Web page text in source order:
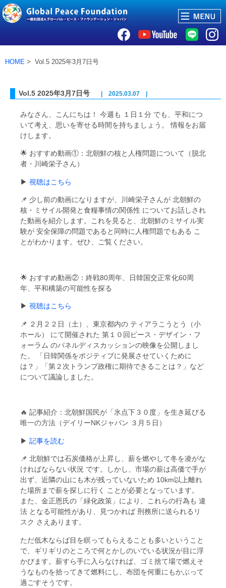
HOME > Vol.5 2025年3月7日号
Vol.5 2025年3月7日号 | 2025.03.07 |
みなさん、こんにちは！ 今週も １日１分 でも、平和につ
いて考え、思いを寄せる時間を持ちましょう。 情報をお届
けします。
🌟 おすすめ動画①：北朝鮮の核と人権問題について（脱北
者・川崎栄子さん）
▶ 視聴はこちら
📌 少し前の動画になりますが、川崎栄子さんが 北朝鮮の
核・ミサイル開発と食糧事情の関係性 についてお話しされ
た動画を紹介します。これを見ると、北朝鮮のミサイル実
験が 安全保障の問題であると同時に人権問題でもある こ
とがわかります。ぜひ、ご覧ください。
🌟 おすすめ動画②：終戦80周年、日韓国交正常化60周
年、平和構築の可能性を探る
▶ 視聴はこちら
📌 ２月２２日（土）、東京都内の ティアラこうとう（小
ホール） にて開催された 第１０回ピース・デザイン・フ
ォーラム のパネルディスカッションの映像を公開しまし
た。 「日韓関係をポジティブに発展させていくために
は？」「第２次トランプ政権に期待できることは？」など
について議論しました。
🔥 記事紹介：北朝鮮国民が「氷点下３０度」を生き延びる
唯一の方法（デイリーNKジャパン ３月５日）
▶ 記事を読む
📌 北朝鮮では石炭価格が上昇し、薪を燃やして冬を凌がな
ければならない状況 です。しかし、市場の薪は高価で手が
出ず、近隣の山にも木が残っていないため 10km以上離れ
た場所まで薪を探しに行く ことが必要となっています。
また、金正恩氏の「緑化政策」により、これらの行為も 違
法 となる可能性があり、見つかれば 刑務所に送られるリ
スク さえあります。
ただ低木ならば目を瞑ってもらえることも多いということ
で、ギリギリのところで何とかしのいでいる状況が目に浮
かびます。薪すら手に入らなければ、ゴミ捨て場で燃えそ
うなものを拾ってきて燃料にし、布団を何重にもかぶって
過ごすそうです。